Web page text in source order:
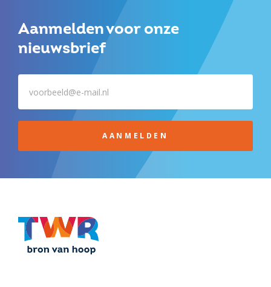
Aanmelden voor onze
nieuwsbrief
AANMELDEN